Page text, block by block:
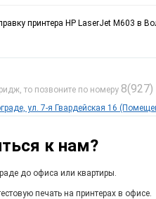
принтера HP LaserJet M603 в
то позвоните по номеру 8(927)
ул. 7-я Гвардейская 16
к нам?
до офиса или квартиры.
печать на принтерах в офисе.